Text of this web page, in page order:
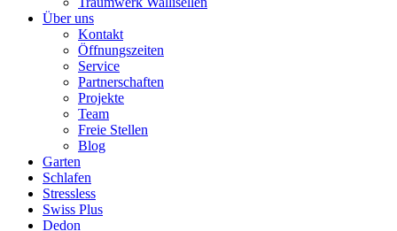
Über uns
Kontakt
Öffnungszeiten
Service
Partnerschaften
Projekte
Team
Freie Stellen
Blog
Garten
Schlafen
Stressless
Swiss Plus
Dedon